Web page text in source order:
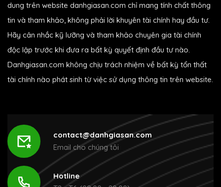
dung trên website danhgiasan.com chỉ mang tính chất thông
tin và tham khảo, không phải lời khuyên tài chính hay đầu tư.
Hãy cân nhắc kỹ lưỡng và tham khảo chuyên gia tài chính
độc lập trước khi đưa ra bất kỳ quyết định đầu tư nào.
Danhgiasan.com không chịu trách nhiệm về bất kỳ tổn thất
tài chính nào phát sinh từ việc sử dụng thông tin trên website.
contact@danhgiasan.com
Email cho chúng tôi
Hotline